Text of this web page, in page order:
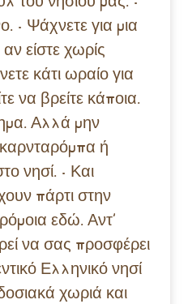
• Ψάχνετε για μια
είστε χωρίς
κάτι ωραίο για
να βρείτε κάποια.
Αλλά μην
ή
νησί. • Και
πάρτι στην
εδώ. Αντ’
να σας προσφέρει
Ελληνικό νησί
χωριά και